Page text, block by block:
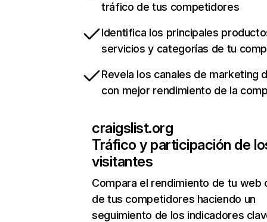
tráfico de tus competidores
Identifica los principales
servicios y categorías de tu
Revela los canales de marketing
con mejor rendimiento de la
craigslist.org
Tráfico y participación de
visitantes
Compara el rendimiento de tu web
de tus competidores haciendo un
seguimiento de los indicadores